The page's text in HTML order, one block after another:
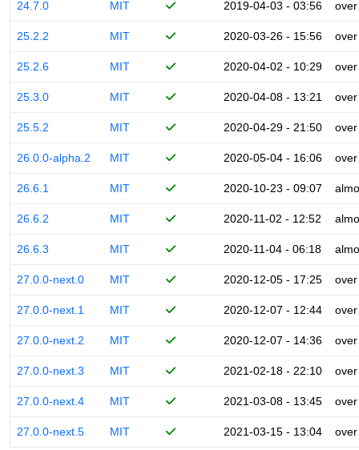
24.7.0 MIT 2019-04-03 - 03:56
25.2.2 MIT 2020-03-26 - 15:56
25.2.6 MIT 2020-04-02 - 10:29
25.3.0 MIT 2020-04-08 - 13:21
25.5.2 MIT 2020-04-29 - 21:50
26.0.0-alpha.2 MIT 2020-05-04 - 16:06
26.6.1 MIT 2020-10-23 - 09:07
26.6.2 MIT 2020-11-02 - 12:52
26.6.3 MIT 2020-11-04 - 06:18
27.0.0-next.0 MIT 2020-12-05 - 17:25
27.0.0-next.1 MIT 2020-12-07 - 12:44
27.0.0-next.2 MIT 2020-12-07 - 14:36
27.0.0-next.3 MIT 2021-02-18 - 22:10
27.0.0-next.4 MIT 2021-03-08 - 13:45
27.0.0-next.5 MIT 2021-03-15 - 13:04